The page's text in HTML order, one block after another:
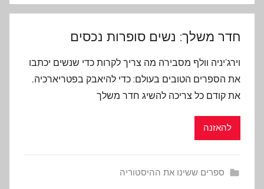
חדר משלך: נשים סופרות נכסים
וירג'יניה וולף מסבירה מה צריך לקרות כדי שנשים יכתבו
את הספרים הטובים בעולם: כדי להיאבק בפטריארכיה,
את קודם כל צריכה להשיג חדר משלך
להאזנה
ספרים ששינו את ההיסטוריה